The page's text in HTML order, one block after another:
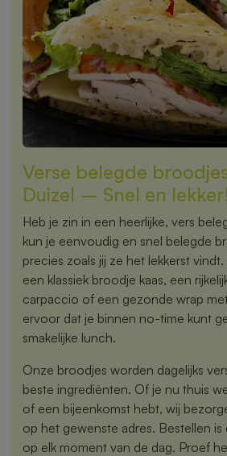
Verse belegde
Duizel – Snel en lekker!
Heb je zin in een heerlijke, vers
kun je eenvoudig en snel belegde
precies zoals jij ze het lekkerst
een klassiek broodje kaas, een
carpaccio of een gezonde wrap
ervoor dat je binnen no-time kunt
smakelijke lunch.
Onze broodjes worden dagelijks
beste ingrediënten. Of je nu thuis
of een bijeenkomst hebt, wij
op het gewenste adres. Bestellen
op elk moment van de dag. Proef